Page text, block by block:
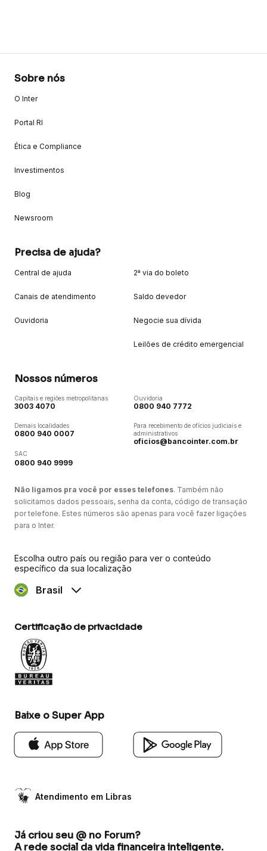
Sobre nós
O Inter
Portal RI
Ética e Compliance
Investimentos
Blog
Newsroom
Precisa de ajuda?
Central de ajuda
Canais de atendimento
Ouvidoria
2ª via do boleto
Saldo devedor
Negocie sua dívida
Leilões de crédito emergencial
Nossos números
Capitais e regiões metropolitanas
3003 4070
Demais localidades
0800 940 0007
SAC
0800 940 9999
Ouvidoria
0800 940 7772
Para recebimento de ofícios judiciais e
administrativos
oficios@bancointer.com.br
Não ligamos pra você por esses telefones. Também não
solicitamos dados pessoais, senha da conta, código de transação
por telefone. Estes números são apenas para você fazer ligações
para o Inter.
Escolha outro país ou região para ver o conteúdo
específico da sua localização
Brasil
Certificação de privacidade
Baixe o Super App
Atendimento em Libras
Já criou seu @ no Forum?
A rede social da vida financeira inteligente.